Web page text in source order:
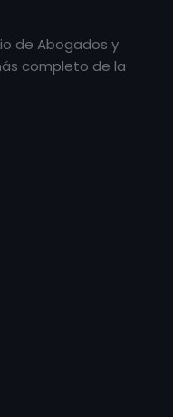
de Abogados y
completo de la